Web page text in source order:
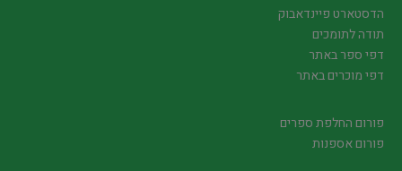
הדסטארט פיינדאבוק
תודה לתומכים
דפי ספר באתר
דפי מוכרים באתר
פורום החלפת ספרים
פורום אספנות